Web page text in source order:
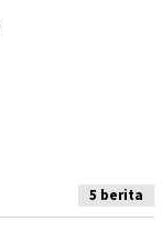
5 berita